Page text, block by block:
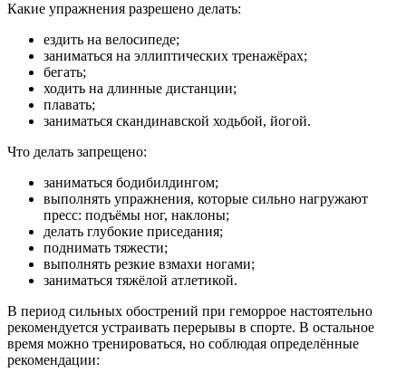
Какие упражнения разрешено делать:
ездить на велосипеде;
заниматься на эллиптических тренажёрах;
бегать;
ходить на длинные дистанции;
плавать;
заниматься скандинавской ходьбой, йогой.
Что делать запрещено:
заниматься бодибилдингом;
выполнять упражнения, которые сильно нагружают
пресс: подъёмы ног, наклоны;
делать глубокие приседания;
поднимать тяжести;
выполнять резкие взмахи ногами;
заниматься тяжёлой атлетикой.
В период сильных обострений при геморрое настоятельно
рекомендуется устраивать перерывы в спорте. В остальное
время можно тренироваться, но соблюдая определённые
рекомендации: